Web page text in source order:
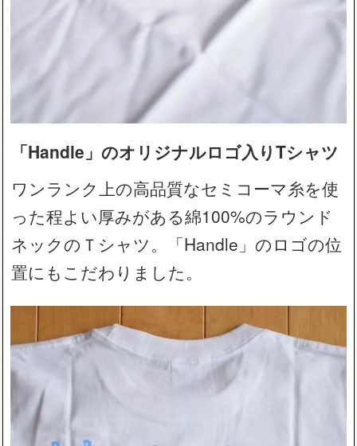
「Handle」のオリジナルロゴ入りTシャツ
ワンランク上の高品質なセミコーマ糸を使
った程よい厚みがある綿100%のラウンド
ネックのＴシャツ。「Handle」のロゴの位
置にもこだわりました。